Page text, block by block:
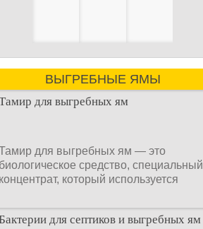
ВЫГРЕБНЫЕ ЯМЫ
для выгребных ям
для выгребных ям — это
биологическое средство, специальный
концентрат, который используется
для септиков и выгребных ям